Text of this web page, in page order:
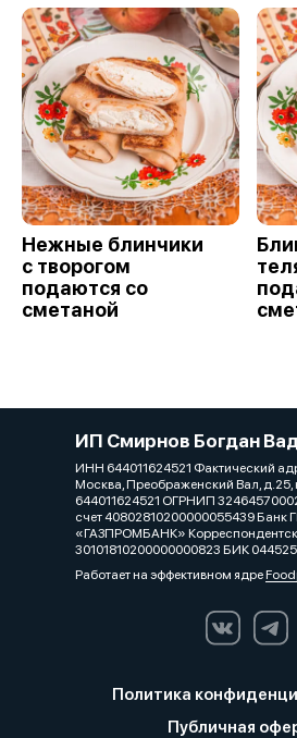
Нежные блинчики
с творогом
подаются со
сметаной
ИП Смирнов Богдан
ИНН 644011624521 Фактический
Москва, Преображенский Вал,
644011624521 ОГРНИП
счет 40802810200000055439 Банк
«ГАЗПРОМБАНК»
30101810200000000823 БИК
Работает на эффективном ядре
Политика
Публичная